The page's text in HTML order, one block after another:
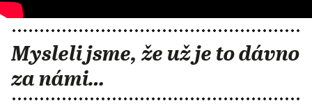
Mysleli jsme, že už je to dávno
za námi…